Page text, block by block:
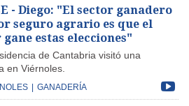
- Diego: "El sector ganadero
seguro agrario es que el
estas elecciones"
de Cantabria visitó una
en Viérnoles.
GANADERÍA